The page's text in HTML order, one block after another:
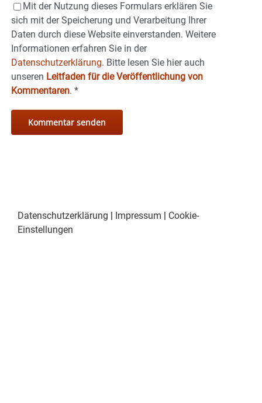
Mit der Nutzung dieses Formulars erklären Sie
sich mit der Speicherung und Verarbeitung Ihrer
Daten durch diese Website einverstanden. Weitere
Informationen erfahren Sie in der
Datenschutzerklärung. Bitte lesen Sie hier auch
unseren Leitfaden für die Veröffentlichung von
Kommentaren. *
Datenschutzerklärung Impressum
Cookie-
Einstellungen